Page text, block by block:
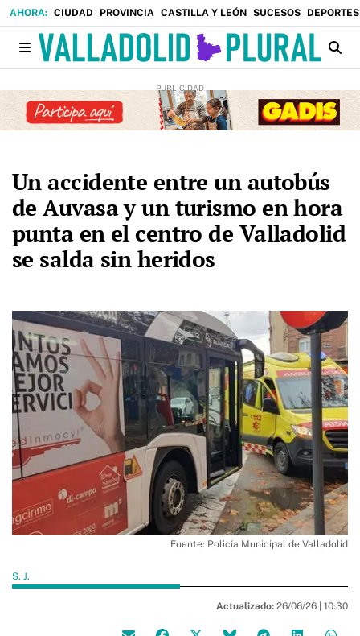
CIUDAD PROVINCIA CASTILLA Y LEÓN SUCESOS DEPORTES
Un accidente entre un autobús
de Auvasa y un turismo en hora
punta en el centro de Valladolid
se salda sin heridos
Fuente: Policía Municipal de Valladolid
S. J.
Actualizado: 26/06/26 | 10:30